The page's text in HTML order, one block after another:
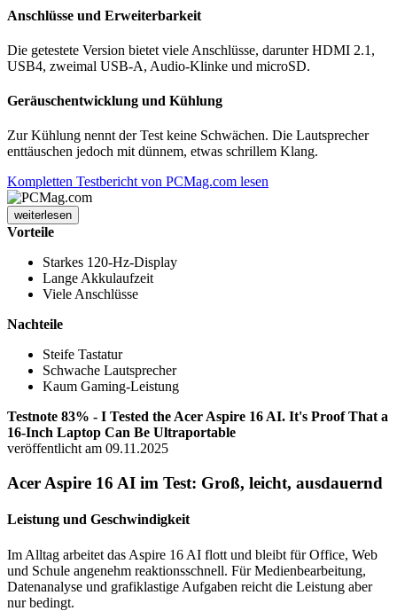
Anschlüsse und Erweiterbarkeit
Die getestete Version bietet viele Anschlüsse, darunter HDMI 2.1,
USB4, zweimal USB-A, Audio-Klinke und microSD.
Geräuschentwicklung und Kühlung
Zur Kühlung nennt der Test keine Schwächen. Die Lautsprecher
enttäuschen jedoch mit dünnem, etwas schrillem Klang.
Kompletten Testbericht von PCMag.com lesen
weiterlesen
Vorteile
Starkes 120-Hz-Display
Lange Akkulaufzeit
Viele Anschlüsse
Nachteile
Steife Tastatur
Schwache Lautsprecher
Kaum Gaming-Leistung
Testnote 83% - I Tested the Acer Aspire 16 AI. It's Proof That a
16-Inch Laptop Can Be Ultraportable
veröffentlicht am 09.11.2025
Acer Aspire 16 AI im Test: Groß, leicht, ausdauernd
Leistung und Geschwindigkeit
Im Alltag arbeitet das Aspire 16 AI flott und bleibt für Office, Web
und Schule angenehm reaktionsschnell. Für Medienbearbeitung,
Datenanalyse und grafiklastige Aufgaben reicht die Leistung aber
nur bedingt.